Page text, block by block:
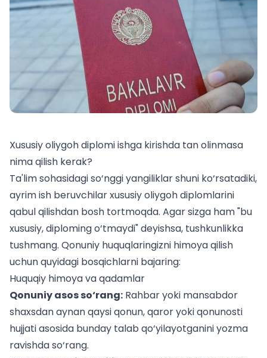
Xususiy oliygoh diplomi ishga kirishda tan olinmasa
nima qilish kerak?
Ta'lim sohasidagi so‘nggi yangiliklar shuni ko‘rsatadiki,
ayrim ish beruvchilar xususiy oliygoh diplomlarini
qabul qilishdan bosh tortmoqda. Agar sizga ham "bu
xususiy, diploming o‘tmaydi" deyishsa, tushkunlikka
tushmang. Qonuniy huquqlaringizni himoya qilish
uchun quyidagi bosqichlarni bajaring:
Huquqiy himoya va qadamlar
Qonuniy asos so‘rang: Rahbar yoki mansabdor
shaxsdan aynan qaysi qonun, qaror yoki qonunosti
hujjati asosida bunday talab qo‘yilayotganini yozma
ravishda so‘rang.